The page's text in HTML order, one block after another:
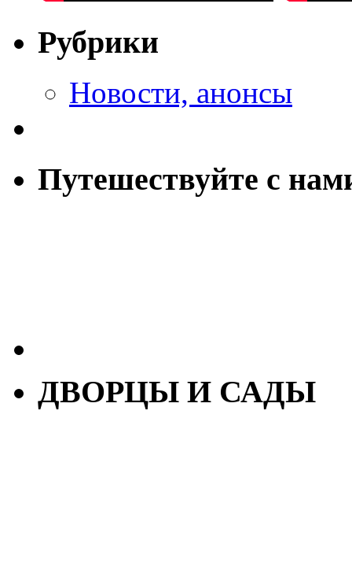
Рубрики
Новости, анонсы
Путешествуйте с
ДВОРЦЫ И САДЫ